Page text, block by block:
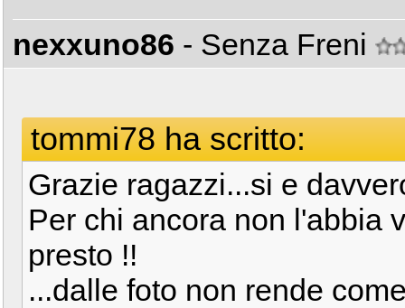
nexxuno86 - Senza Freni
tommi78 ha scritto:
Grazie ragazzi...si e
Per chi ancora non l'abbia
presto !!
...dalle foto non rende